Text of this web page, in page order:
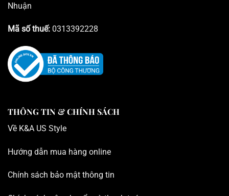
Nhuận
Mã số thuế: 0313392228
THÔNG TIN & CHÍNH SÁCH
Về K&A US Style
Hướng dẫn mua hàng online
Chính sách bảo mật thông tin